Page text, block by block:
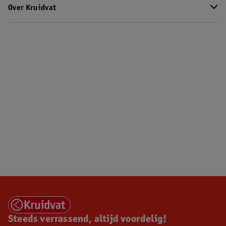
Over Kruidvat
Steeds verrassend, altijd voordelig!